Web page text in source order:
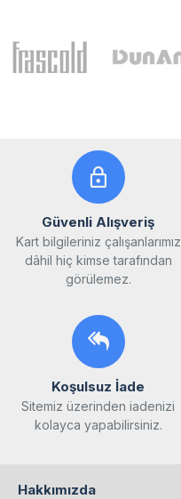
Güvenli Alışveriş
Kart bilgileriniz çalışanlarımız
dâhil hiç kimse tarafından
görülemez.
Koşulsuz İade
Sitemiz üzerinden iadenizi
kolayca yapabilirsiniz.
Hakkımızda